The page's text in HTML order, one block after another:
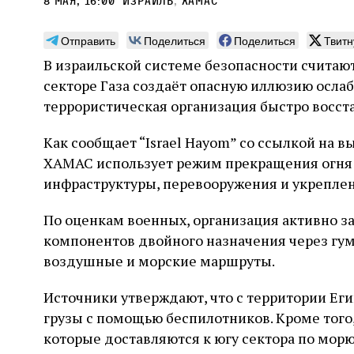
Отправить Поделиться Поделиться
В израильской системе безопасности
секторе Газа создаёт опасную иллюзию
террористическая организация быстро
Как сообщает “Israel Hayom” со ссылкой на
ХАМАС использует режим прекращения
инфраструктуры, перевооружения и
По оценкам военных, организация активно
компонентов двойного назначения через
воздушные и морские маршруты.
Источники утверждают, что с территории
грузы с помощью беспилотников. Кроме
которые доставляются к югу сектора по
Может ли человек,
науках, серьезно
относиться к каббале?
Повышенный интерес Дельмедиго к каббале,
между еврейской мистикой, неоплатонизмом
и атомизмом, следует воспринимать в
достоверности схоластической метафизики и
альтернативные философские точки зрения
ли
часть
Хавин